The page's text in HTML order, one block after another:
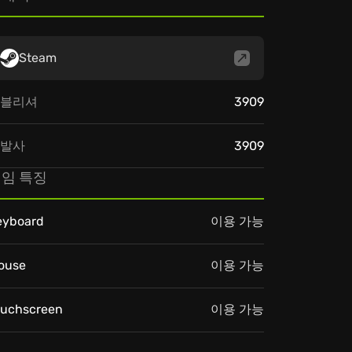
Steam
리셔 3909
사 3909
특징
이용 가능
이용 가능
이용 가능